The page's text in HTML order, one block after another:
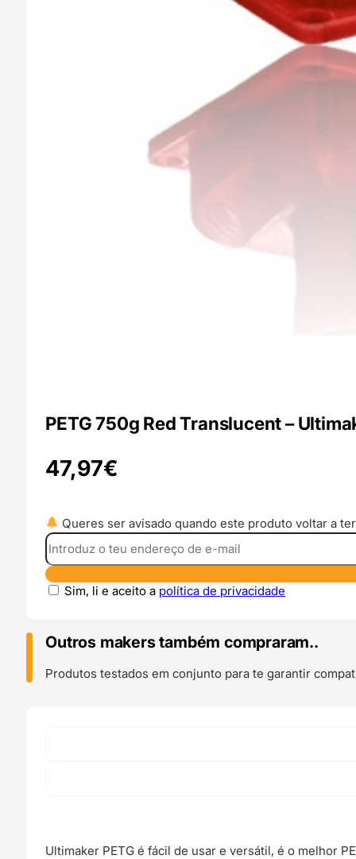
PETG 750g Red Translucent –
47,97€
Queres ser avisado quando este produto voltar a
Sim, li e aceito a política de privacidade
Outros makers também compraram..
Produtos testados em conjunto para te garantir
Ultimaker PETG é fácil de usar e versátil, é o melhor